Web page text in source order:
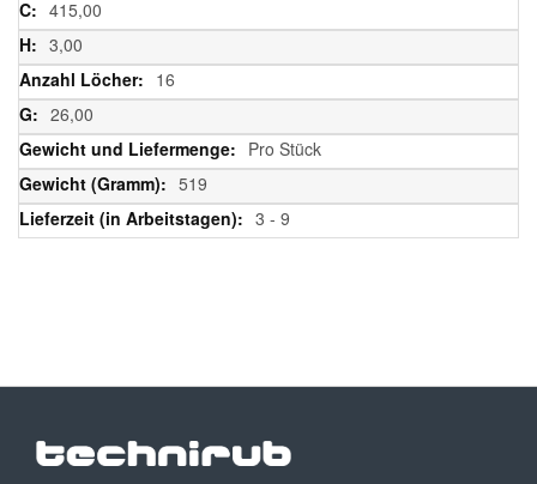
415,00
3,00
16
26,00
Pro Stück
519
3 - 9